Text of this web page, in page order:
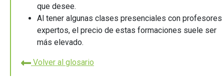
que desee.
Al tener algunas clases presenciales con profesores
expertos, el precio de estas formaciones suele ser
más elevado.
Volver al glosario